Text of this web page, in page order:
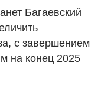
Багаевский
с завершением
на конец 2025